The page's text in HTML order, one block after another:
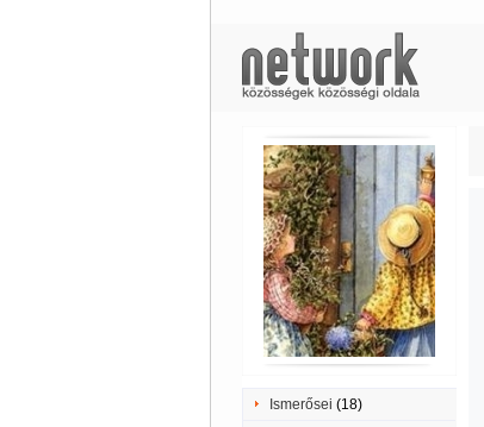
Ismerősei (18)